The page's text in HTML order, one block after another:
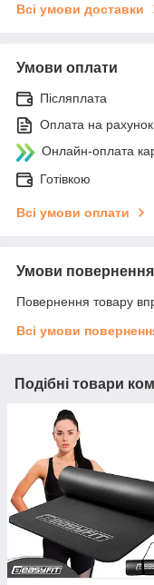
Всі умови доставки
Умови оплати
Післяплата
Оплата на рахунок
Онлайн-оплата
Готівкою
Всі умови оплати
Умови повернення
Повернення товару
Всі умови
Подібні товари